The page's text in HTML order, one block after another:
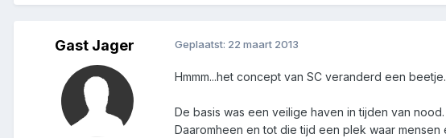
Gast Jager Geplaatst: 22 maart 2013
Hmmm...het concept van SC veranderd een
De basis was een veilige haven in tijden van
Daaromheen en tot die tijd een plek waar